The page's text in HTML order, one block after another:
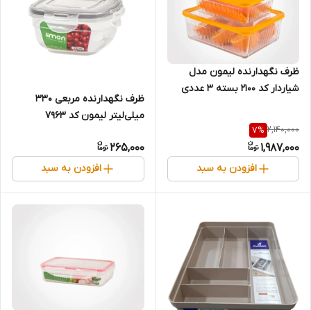
ظرف نگهدارنده لیمون مدل
شیاردار کد 2100 بسته 3 عددی
2,140,000
7%
1,987,000
افزودن به سبد
ظرف نگهدارنده مربعی ۳۳۰
میلی‌لیتر لیمون کد ۷۹۶۳
265,000
افزودن به سبد